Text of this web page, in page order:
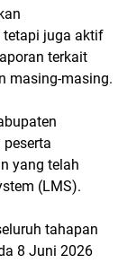
tetapi juga aktif
terkait
masing-masing.
yang telah
(LMS).
tahapan
8 Juni 2026